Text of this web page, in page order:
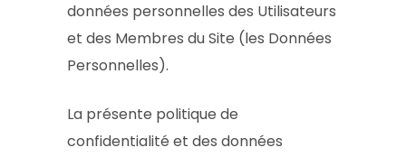
données personnelles des Utilisateurs
et des Membres du Site (les Données
Personnelles).
La présente politique de
confidentialité et des données